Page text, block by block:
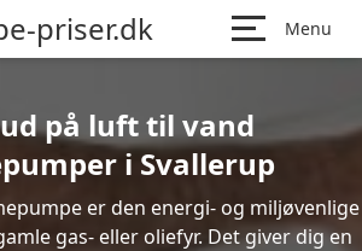
priser.dk Menu
på luft til vand
i Svallerup
er den energi- og miljøvenlige
gas- eller oliefyr. Det giver dig en